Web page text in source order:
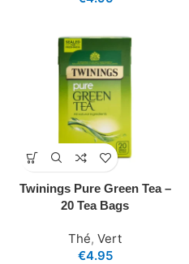
Twinings Pure Green Tea –
20 Tea Bags
Thé, Vert
€4.95